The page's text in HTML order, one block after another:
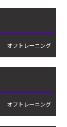
オフトレーニング
オフトレーニング